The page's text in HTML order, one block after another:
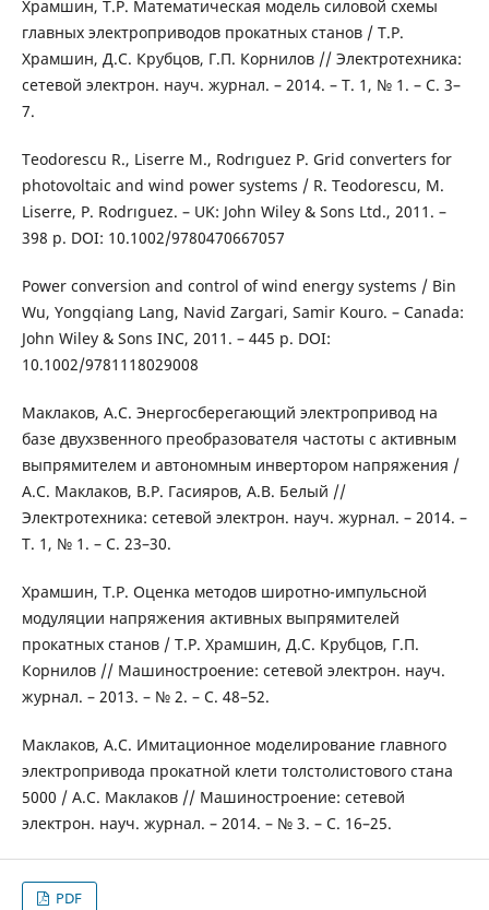
Храмшин, Т.Р. Математическая модель силовой схемы
главных электроприводов прокатных станов / Т.Р.
Храмшин, Д.С. Крубцов, Г.П. Корнилов // Электротехника:
сетевой электрон. науч. журнал. – 2014. – Т. 1, № 1. – С. 3–
7.
Teodorescu R., Liserre M., Rodrıguez P. Grid converters for
photovoltaic and wind power systems / R. Teodorescu, M.
Liserre, P. Rodrıguez. – UK: John Wiley & Sons Ltd., 2011. –
398 p. DOI: 10.1002/9780470667057
Power conversion and control of wind energy systems / Bin
Wu, Yongqiang Lang, Navid Zargari, Samir Kouro. – Canada:
John Wiley & Sons INC, 2011. – 445 p. DOI:
10.1002/9781118029008
Маклаков, А.С. Энергосберегающий электропривод на
базе двухзвенного преобразователя частоты с активным
выпрямителем и автономным инвертором напряжения /
А.С. Маклаков, В.Р. Гасияров, А.В. Белый //
Электротехника: сетевой электрон. науч. журнал. – 2014. –
Т. 1, № 1. – С. 23–30.
Храмшин, Т.Р. Оценка методов широтно-импульсной
модуляции напряжения активных выпрямителей
прокатных станов / Т.Р. Храмшин, Д.С. Крубцов, Г.П.
Корнилов // Машиностроение: сетевой электрон. науч.
журнал. – 2013. – № 2. – С. 48–52.
Маклаков, А.С. Имитационное моделирование главного
электропривода прокатной клети толстолистового стана
5000 / А.С. Маклаков // Машиностроение: сетевой
электрон. науч. журнал. – 2014. – № 3. – С. 16–25.
PDF